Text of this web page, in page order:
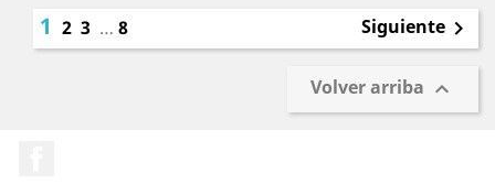
1 2 3 … 8 Siguiente 
Volver arriba 